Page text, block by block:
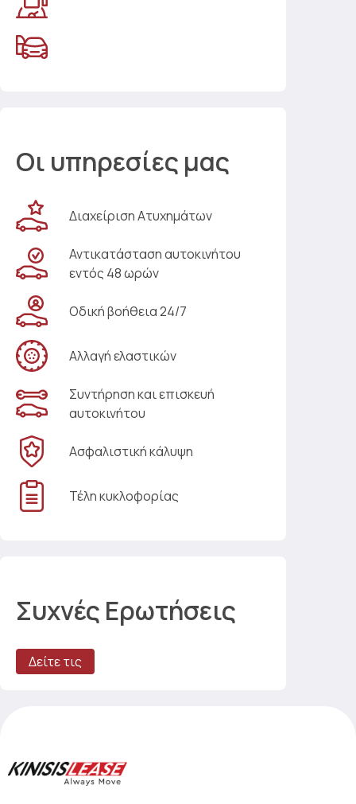
Οι υπηρεσίες μας
Διαχείριση Ατυχημάτων
Αντικατάσταση αυτοκινήτου
εντός 48 ωρών
Οδική βοήθεια 24/7
Αλλαγή ελαστικών
Συντήρηση και επισκευή
αυτοκινήτου
Ασφαλιστική κάλυψη
Τέλη κυκλοφορίας
Συχνές Ερωτήσεις
Δείτε τις